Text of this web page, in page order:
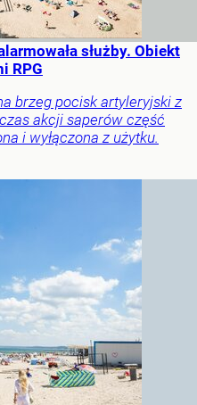
służby. Obiekt
RPG
brzeg pocisk artyleryjski z
akcji saperów część
i wyłączona z użytku.